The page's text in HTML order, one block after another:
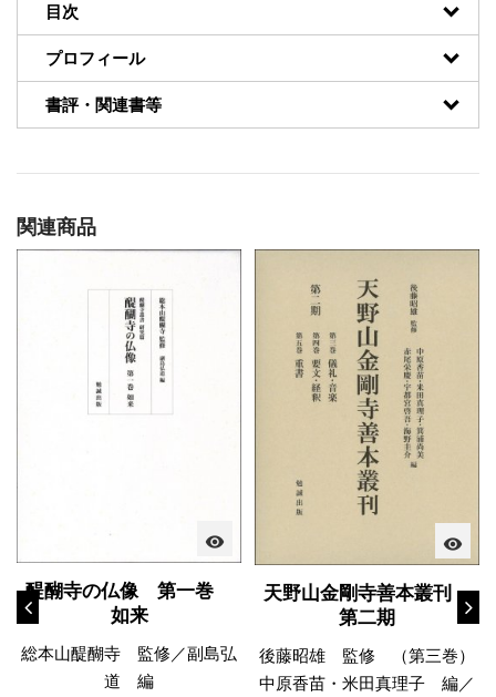
目次
プロフィール
書評・関連書等
関連商品
visibility
醍醐寺の仏像 第一巻
如来
総本山醍醐寺 監修／副島弘
道 編
visibility
天野山金剛寺善本叢刊
第二期
後藤昭雄 監修 （第三巻）
中原香苗・米田真理子 編／